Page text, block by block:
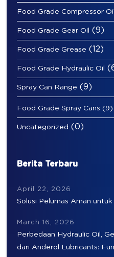
Food Grade Compressor Oil
Food Grade Gear Oil (9)
Food Grade Grease (12)
Food Grade Hydraulic Oil
Spray Can Range (9)
Food Grade Spray Cans (9)
Uncategorized (0)
Berita Terbaru
April 22, 2026
Solusi Pelumas Aman
March 16, 2026
Perbedaan Hydraulic Oil,
dari Anderol Lubricants: